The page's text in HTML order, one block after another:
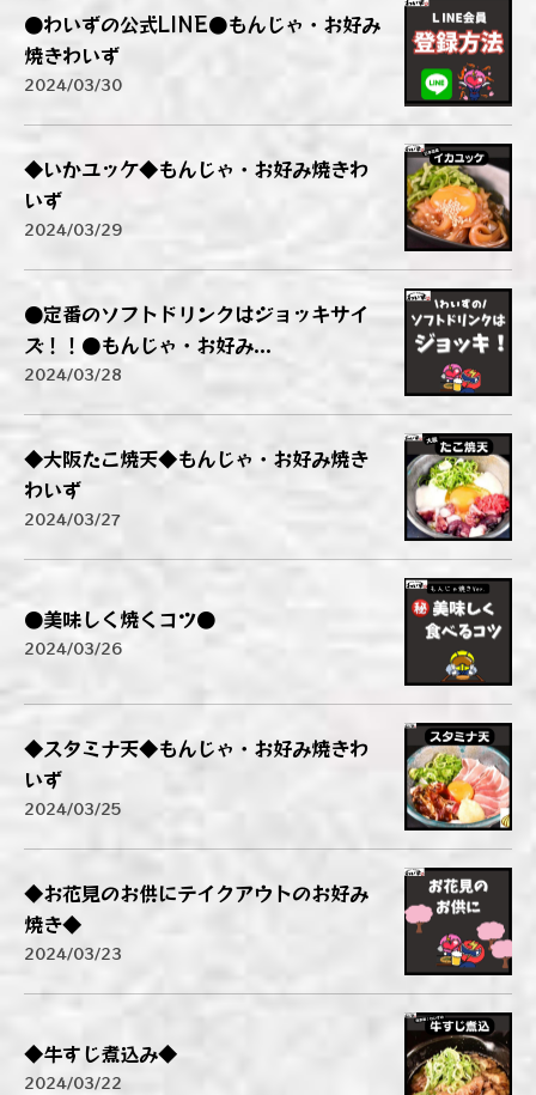
●わいずの公式LINE●もんじゃ・お好み
焼きわいず
2024/03/30
◆いかユッケ◆もんじゃ・お好み焼きわ
いず
2024/03/29
●定番のソフトドリンクはジョッキサイ
ズ！！●もんじゃ・お好み...
2024/03/28
◆大阪たこ焼天◆もんじゃ・お好み焼き
わいず
2024/03/27
●美味しく焼くコツ●
2024/03/26
◆スタミナ天◆もんじゃ・お好み焼きわ
いず
2024/03/25
◆お花見のお供にテイクアウトのお好み
焼き◆
2024/03/23
◆牛すじ煮込み◆
2024/03/22